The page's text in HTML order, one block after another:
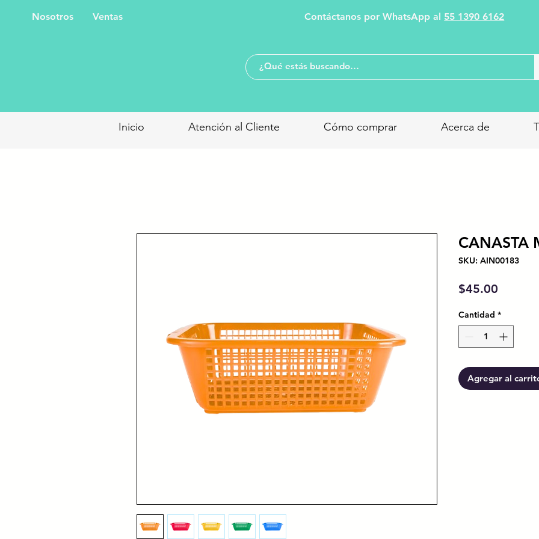
Nosotros Ventas Contáctanos por WhatsApp al 55 1390 6162
Inicio Atención al Cliente Cómo comprar Acerca de
CANASTA
SKU: AIN00183
$45.00
Cantidad *
Agregar al